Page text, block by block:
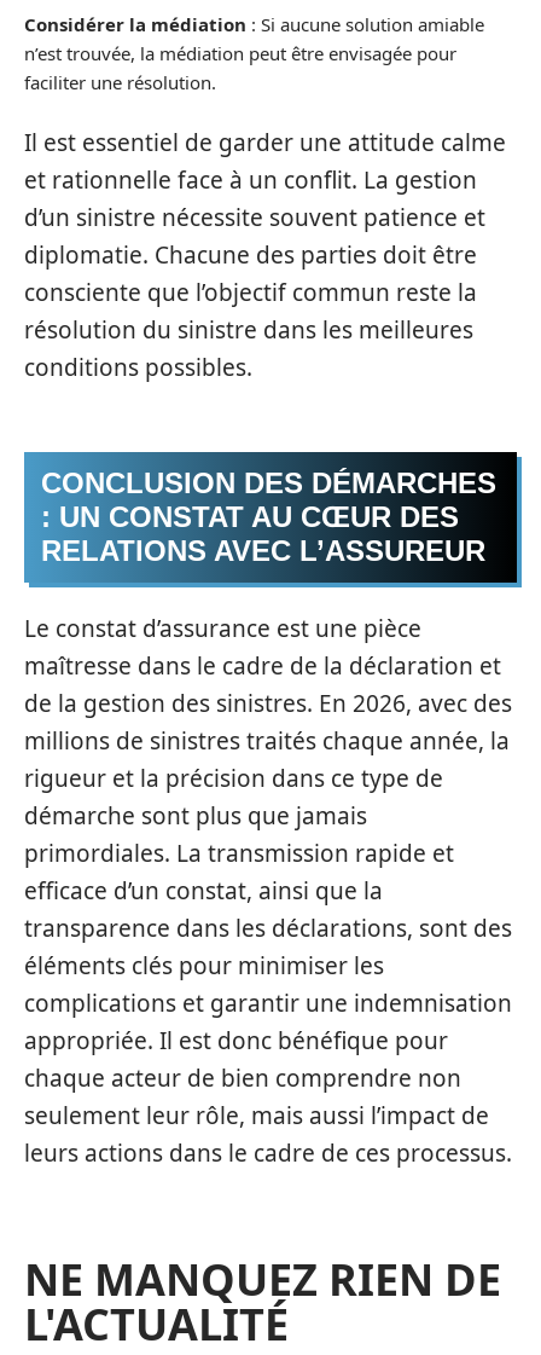
Considérer la médiation : Si aucune solution amiable
n’est trouvée, la médiation peut être envisagée pour
faciliter une résolution.
Il est essentiel de garder une attitude calme
et rationnelle face à un conflit. La gestion
d’un sinistre nécessite souvent patience et
diplomatie. Chacune des parties doit être
consciente que l’objectif commun reste la
résolution du sinistre dans les meilleures
conditions possibles.
CONCLUSION DES DÉMARCHES
: UN CONSTAT AU CŒUR DES
RELATIONS AVEC L’ASSUREUR
Le constat d’assurance est une pièce
maîtresse dans le cadre de la déclaration et
de la gestion des sinistres. En 2026, avec des
millions de sinistres traités chaque année, la
rigueur et la précision dans ce type de
démarche sont plus que jamais
primordiales. La transmission rapide et
efficace d’un constat, ainsi que la
transparence dans les déclarations, sont des
éléments clés pour minimiser les
complications et garantir une indemnisation
appropriée. Il est donc bénéfique pour
chaque acteur de bien comprendre non
seulement leur rôle, mais aussi l’impact de
leurs actions dans le cadre de ces processus.
NE MANQUEZ RIEN DE
L'ACTUALITÉ